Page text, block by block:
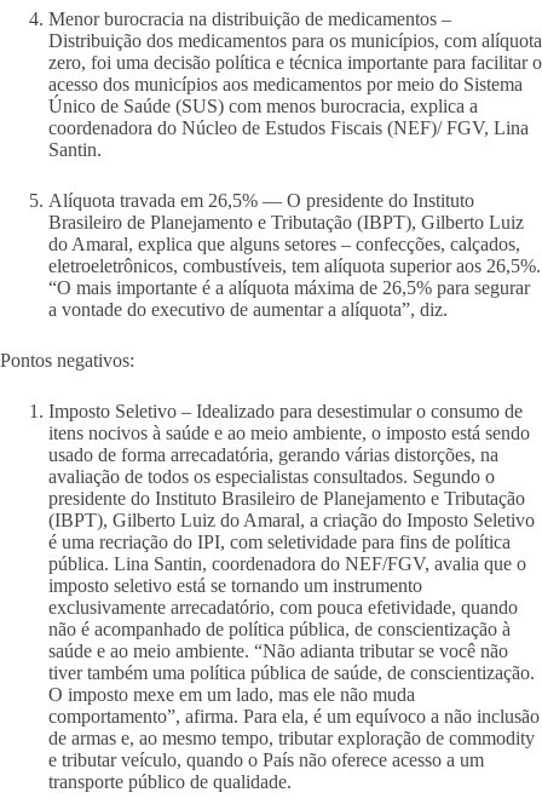
Menor burocracia na distribuição de medicamentos –
Distribuição dos medicamentos para os municípios, com alíquota
zero, foi uma decisão política e técnica importante para facilitar o
acesso dos municípios aos medicamentos por meio do Sistema
Único de Saúde (SUS) com menos burocracia, explica a
coordenadora do Núcleo de Estudos Fiscais (NEF)/ FGV, Lina
Santin.
Alíquota travada em 26,5% — O presidente do Instituto
Brasileiro de Planejamento e Tributação (IBPT), Gilberto Luiz
do Amaral, explica que alguns setores – confecções, calçados,
eletroeletrônicos, combustíveis, tem alíquota superior aos 26,5%.
“O mais importante é a alíquota máxima de 26,5% para segurar
a vontade do executivo de aumentar a alíquota”, diz.
Pontos negativos:
Imposto Seletivo – Idealizado para desestimular o consumo de
itens nocivos à saúde e ao meio ambiente, o imposto está sendo
usado de forma arrecadatória, gerando várias distorções, na
avaliação de todos os especialistas consultados. Segundo o
presidente do Instituto Brasileiro de Planejamento e Tributação
(IBPT), Gilberto Luiz do Amaral, a criação do Imposto Seletivo
é uma recriação do IPI, com seletividade para fins de política
pública. Lina Santin, coordenadora do NEF/FGV, avalia que o
imposto seletivo está se tornando um instrumento
exclusivamente arrecadatório, com pouca efetividade, quando
não é acompanhado de política pública, de conscientização à
saúde e ao meio ambiente. “Não adianta tributar se você não
tiver também uma política pública de saúde, de conscientização.
O imposto mexe em um lado, mas ele não muda
comportamento”, afirma. Para ela, é um equívoco a não inclusão
de armas e, ao mesmo tempo, tributar exploração de commodity
e tributar veículo, quando o País não oferece acesso a um
transporte público de qualidade.